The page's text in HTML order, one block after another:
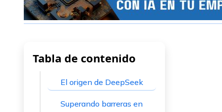
Tabla de contenido
El origen de DeepSeek
Superando barreras en